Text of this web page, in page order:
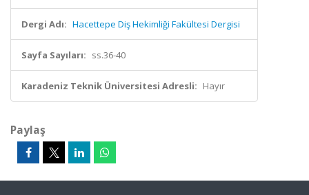
Dergi Adı: Hacettepe Diş Hekimliği Fakültesi Dergisi
Sayfa Sayıları: ss.36-40
Karadeniz Teknik Üniversitesi Adresli: Hayır
Paylaş